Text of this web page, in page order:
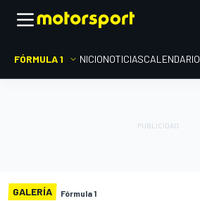
FÓRMULA 1 INICIONOTICIASCALENDARIO
GALERÍA Fórmula 1